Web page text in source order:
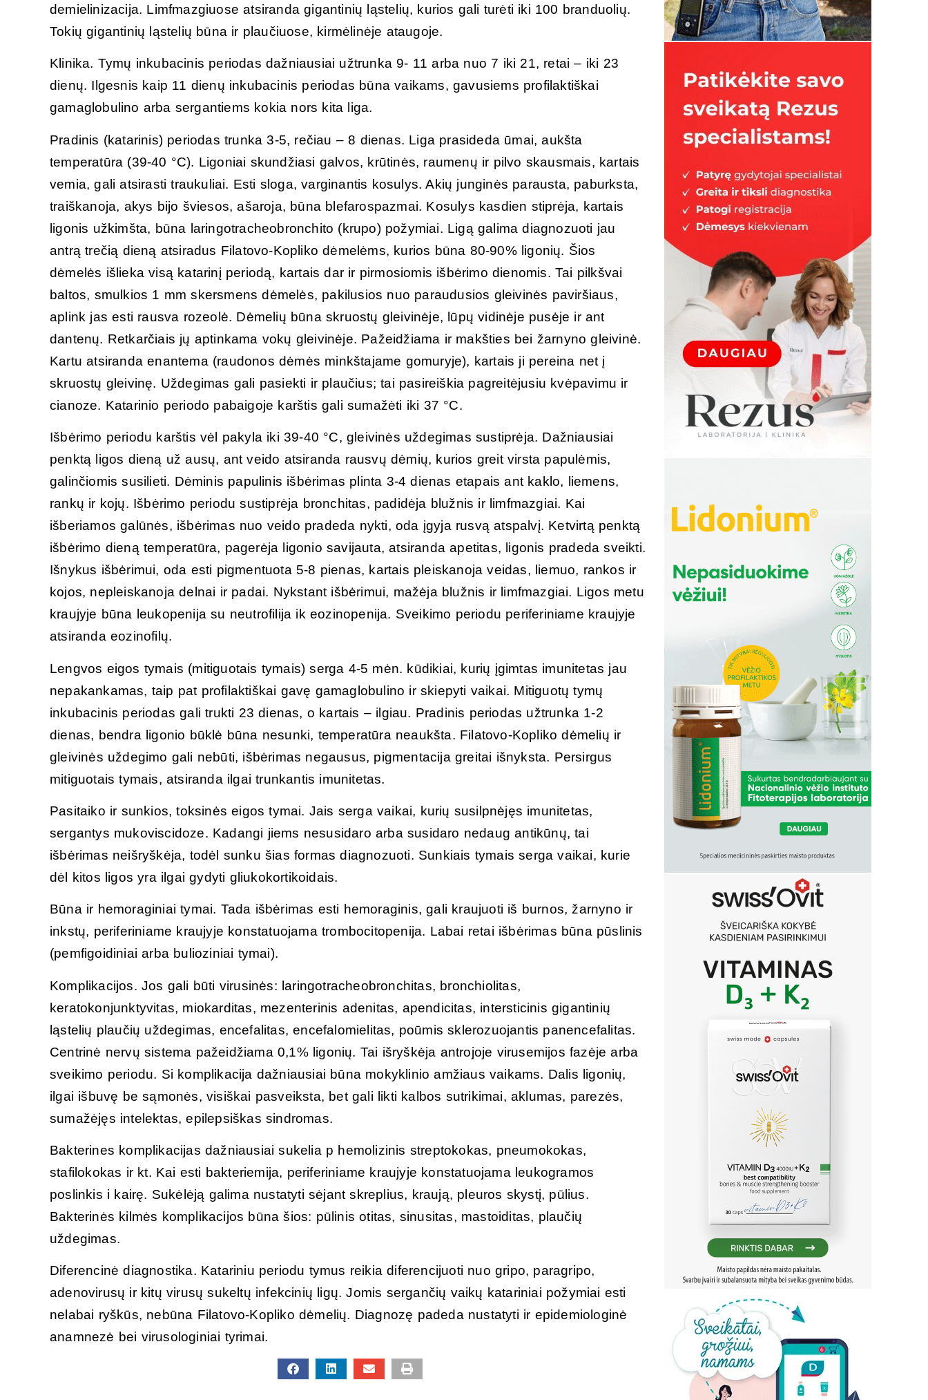
demielinizacija. Limfmazgiuose atsiranda gigantinių ląstelių, kurios gali turėti iki 100 branduolių.
Tokių gigantinių ląstelių būna ir plaučiuose, kirmėlinėje ataugoje.
Klinika. Tymų inkubacinis periodas dažniausiai užtrunka 9- 11 arba nuo 7 iki 21, retai – iki 23
dienų. Ilgesnis kaip 11 dienų inkubacinis periodas būna vaikams, gavusiems profilaktiškai
gamaglobulino arba sergantiems kokia nors kita liga.
Pradinis (katarinis) periodas trunka 3-5, rečiau – 8 dienas. Liga prasideda ūmai, aukšta
temperatūra (39-40 °C). Ligoniai skundžiasi galvos, krūtinės, raumenų ir pilvo skausmais, kartais
vemia, gali atsirasti traukuliai. Esti sloga, varginantis kosulys. Akių junginės parausta, paburksta,
traiškanoja, akys bijo šviesos, ašaroja, būna blefarospazmai. Kosulys kasdien stiprėja, kartais
ligonis užkimšta, būna laringotracheobronchito (krupo) požymiai. Ligą galima diagnozuoti jau
antrą trečią dieną atsiradus Filatovo-Kopliko dėmelėms, kurios būna 80-90% ligonių. Šios
dėmelės išlieka visą katarinį periodą, kartais dar ir pirmosiomis išbėrimo dienomis. Tai pilkšvai
baltos, smulkios 1 mm skersmens dėmelės, pakilusios nuo paraudusios gleivinės paviršiaus,
aplink jas esti rausva rozeolė. Dėmelių būna skruostų gleivinėje, lūpų vidinėje pusėje ir ant
dantenų. Retkarčiais jų aptinkama vokų gleivinėje. Pažeidžiama ir makšties bei žarnyno gleivinė.
Kartu atsiranda enantema (raudonos dėmės minkštajame gomuryje), kartais ji pereina net į
skruostų gleivinę. Uždegimas gali pasiekti ir plaučius; tai pasireiškia pagreitėjusiu kvėpavimu ir
cianoze. Katarinio periodo pabaigoje karštis gali sumažėti iki 37 °C.
Išbėrimo periodu karštis vėl pakyla iki 39-40 °C, gleivinės uždegimas sustiprėja. Dažniausiai
penktą ligos dieną už ausų, ant veido atsiranda rausvų dėmių, kurios greit virsta papulėmis,
galinčiomis susilieti. Dėminis papulinis išbėrimas plinta 3-4 dienas etapais ant kaklo, liemens,
rankų ir kojų. Išbėrimo periodu sustiprėja bronchitas, padidėja blužnis ir limfmazgiai. Kai
išberiamos galūnės, išbėrimas nuo veido pradeda nykti, oda įgyja rusvą atspalvį. Ketvirtą penktą
išbėrimo dieną temperatūra, pagerėja ligonio savijauta, atsiranda apetitas, ligonis pradeda sveikti.
Išnykus išbėrimui, oda esti pigmentuota 5-8 pienas, kartais pleiskanoja veidas, liemuo, rankos ir
kojos, nepleiskanoja delnai ir padai. Nykstant išbėrimui, mažėja blužnis ir limfmazgiai. Ligos metu
kraujyje būna leukopenija su neutrofilija ik eozinopenija. Sveikimo periodu periferiniame kraujyje
atsiranda eozinofilų.
Lengvos eigos tymais (mitiguotais tymais) serga 4-5 mėn. kūdikiai, kurių įgimtas imunitetas jau
nepakankamas, taip pat profilaktiškai gavę gamaglobulino ir skiepyti vaikai. Mitiguotų tymų
inkubacinis periodas gali trukti 23 dienas, o kartais – ilgiau. Pradinis periodas užtrunka 1-2
dienas, bendra ligonio būklė būna nesunki, temperatūra neaukšta. Filatovo-Kopliko dėmelių ir
gleivinės uždegimo gali nebūti, išbėrimas negausus, pigmentacija greitai išnyksta. Persirgus
mitiguotais tymais, atsiranda ilgai trunkantis imunitetas.
Pasitaiko ir sunkios, toksinės eigos tymai. Jais serga vaikai, kurių susilpnėjęs imunitetas,
sergantys mukoviscidoze. Kadangi jiems nesusidaro arba susidaro nedaug antikūnų, tai
išbėrimas neišryškėja, todėl sunku šias formas diagnozuoti. Sunkiais tymais serga vaikai, kurie
dėl kitos ligos yra ilgai gydyti gliukokortikoidais.
Būna ir hemoraginiai tymai. Tada išbėrimas esti hemoraginis, gali kraujuoti iš burnos, žarnyno ir
inkstų, periferiniame kraujyje konstatuojama trombocitopenija. Labai retai išbėrimas būna pūslinis
(pemfigoidiniai arba bulioziniai tymai).
Komplikacijos. Jos gali būti virusinės: laringotracheobronchitas, bronchiolitas,
keratokonjunktyvitas, miokarditas, mezenterinis adenitas, apendicitas, intersticinis gigantinių
ląstelių plaučių uždegimas, encefalitas, encefalomielitas, poūmis sklerozuojantis panencefalitas.
Centrinė nervų sistema pažeidžiama 0,1% ligonių. Tai išryškėja antrojoje virusemijos fazėje arba
sveikimo periodu. Si komplikacija dažniausiai būna mokyklinio amžiaus vaikams. Dalis ligonių,
ilgai išbuvę be sąmonės, visiškai pasveiksta, bet gali likti kalbos sutrikimai, aklumas, parezės,
sumažėjęs intelektas, epilepsiškas sindromas.
Bakterines komplikacijas dažniausiai sukelia p hemolizinis streptokokas, pneumokokas,
stafilokokas ir kt. Kai esti bakteriemija, periferiniame kraujyje konstatuojama leukogramos
poslinkis i kairę. Sukėlėją galima nustatyti sėjant skreplius, kraują, pleuros skystį, pūlius.
Bakterinės kilmės komplikacijos būna šios: pūlinis otitas, sinusitas, mastoiditas, plaučių
uždegimas.
Diferencinė diagnostika. Katariniu periodu tymus reikia diferencijuoti nuo gripo, paragripo,
adenovirusų ir kitų virusų sukeltų infekcinių ligų. Jomis sergančių vaikų katariniai požymiai esti
nelabai ryškūs, nebūna Filatovo-Kopliko dėmelių. Diagnozę padeda nustatyti ir epidemiologinė
anamnezė bei virusologiniai tyrimai.